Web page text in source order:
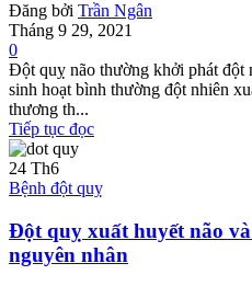
Đăng bởi Trần Ngân
Tháng 9 29, 2021
0
Đột quỵ não thường khởi phát đột
sinh hoạt bình thường đột nhiên
thương th...
Tiếp tục đọc
24 Th6
Bệnh đột quỵ
Đột quỵ xuất huyết não
nguyên nhân